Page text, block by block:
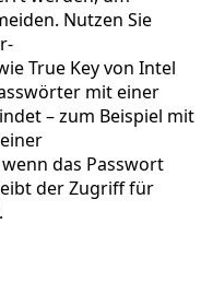
Nutzen Sie
True Key von Intel
mit einer
– zum Beispiel mit
das Passwort
der Zugriff für